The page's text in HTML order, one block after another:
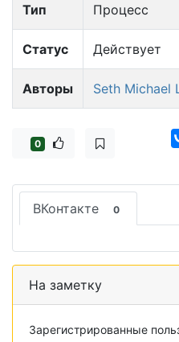
Тип Процесс
Статус Действует
Авторы Seth Michael
0
ВКонтакте 0
На заметку
Зарегистрированные